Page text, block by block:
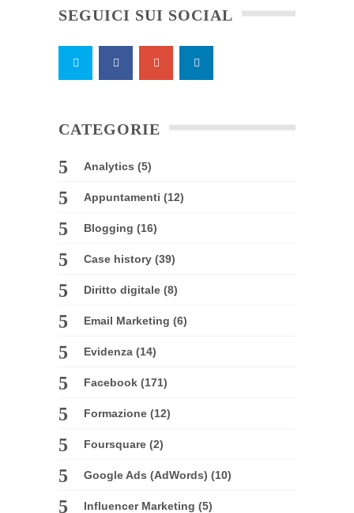
SEGUICI SUI SOCIAL
CATEGORIE
Analytics (5)
Appuntamenti (12)
Blogging (16)
Case history (39)
Diritto digitale (8)
Email Marketing (6)
Evidenza (14)
Facebook (171)
Formazione (12)
Foursquare (2)
Google Ads (AdWords) (10)
Influencer Marketing (5)